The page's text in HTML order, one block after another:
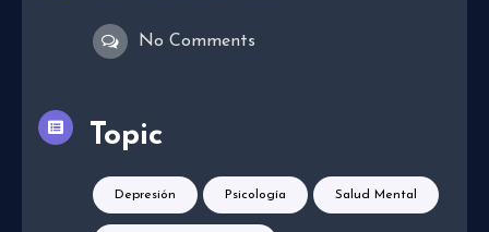
No Comments
Topic
Depresión Psicología Salud Mental